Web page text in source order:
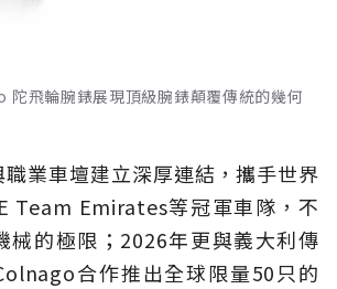
飛輪腕錶展現頂級腕錶顛覆傳統的幾何
業車壇建立深厚連結，攜手世界
Team Emirates等冠軍車隊，不
械的極限；2026年更與義大利傳
合作推出全球限量50只的